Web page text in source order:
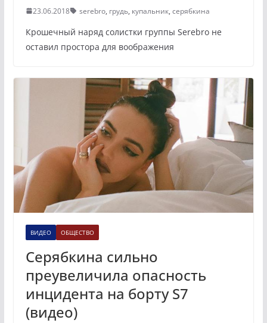
23.06.2018 serebro, грудь, купальник, серябкина
Крошечный наряд солистки группы Serebro не
оставил простора для воображения
ВИДЕО ОБЩЕСТВО
Серябкина сильно
преувеличила опасность
инцидента на борту S7
(видео)